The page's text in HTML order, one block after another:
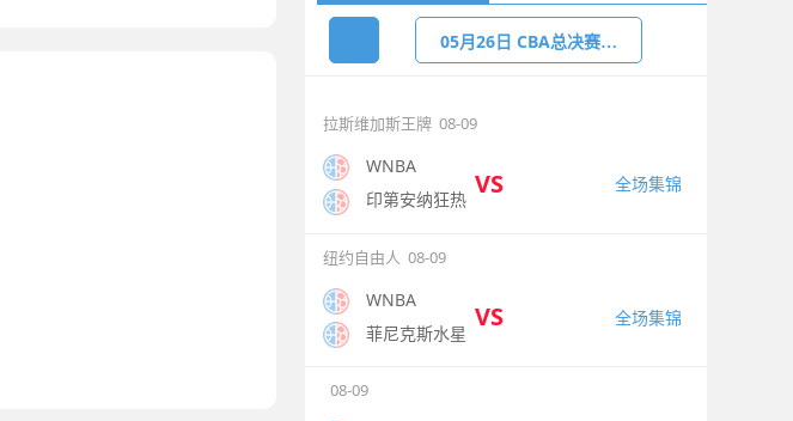
0
5月26日 CBA总决赛G1 上海vs广厦 全场录像回放
拉斯维加斯王牌 08-09
WNBA
印第安纳狂热 VS 全场集锦
纽约自由人 08-09
WNBA
菲尼克斯水星 VS 全场集锦
08-09